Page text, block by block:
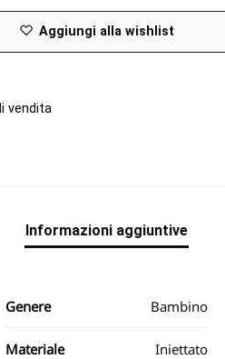
Aggiungi alla wishlist
vendita
Informazioni aggiuntive
Genere Bambino
Materiale Iniettato